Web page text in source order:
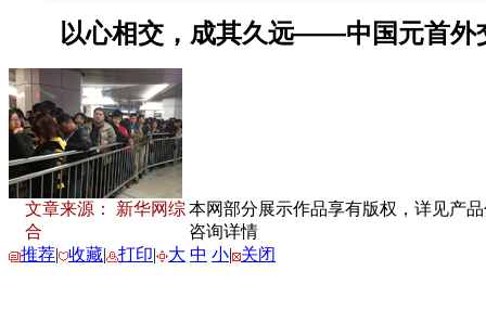
文章来源： 新华网综
合
本网部分展示作品享有版权，详见产
咨询详情
推荐| 收藏| 打印| 大 中 小| 关闭